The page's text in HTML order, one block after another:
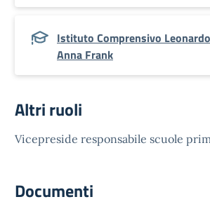
Istituto Comprensivo
Anna Frank
Altri ruoli
Vicepreside responsabile scuole
Documenti